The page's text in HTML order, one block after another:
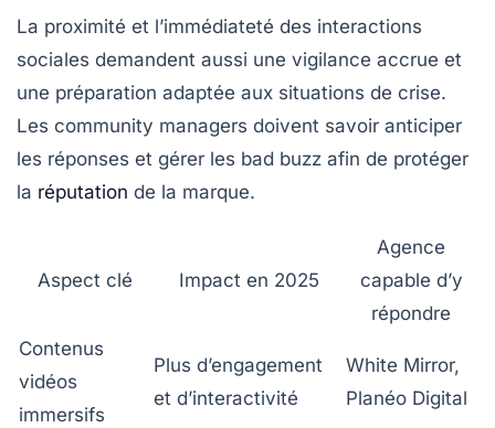
La proximité et l’immédiateté des interactions
sociales demandent aussi une vigilance accrue et
une préparation adaptée aux situations de crise.
Les community managers doivent savoir anticiper
les réponses et gérer les bad buzz afin de protéger
la réputation de la marque.
Aspect clé Impact en 2025
Agence
capable d’y
répondre
Contenus
vidéos
immersifs
Plus d’engagement
et d’interactivité
White Mirror,
Planéo Digital